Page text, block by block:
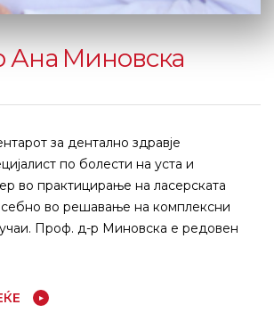
Ана Миновска
за дентално здравје
по болести на уста и
во практицирање на ласерската
во решавање на комплексни
Проф. д-р Миновска е редовен